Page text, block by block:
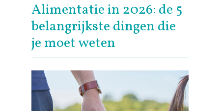
Alimentatie in 2026: de 5
belangrijkste dingen die
je moet weten